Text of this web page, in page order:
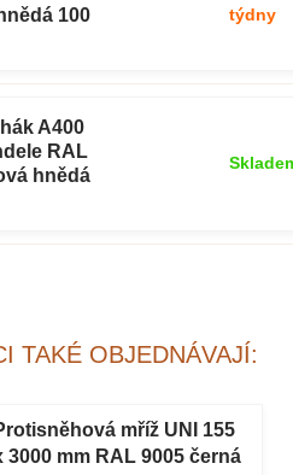
100
týdny
A400
RAL
hnědá
TAKÉ OBJEDNÁVAJÍ:
mříž UNI 155
3000 mm RAL 9005 černá